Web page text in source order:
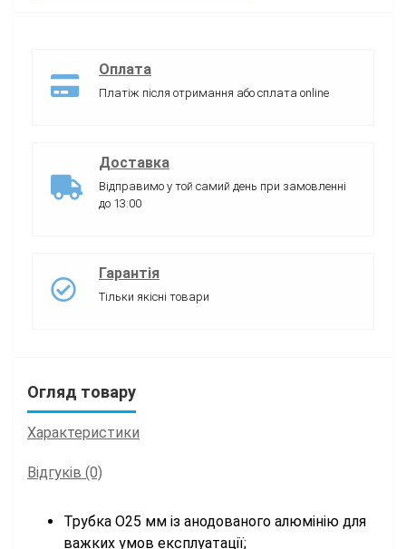
Оплата
Платіж після отримання або сплата online
Доставка
Відправимо у той самий день при замовленні
до 13:00
Гарантія
Тільки якісні товари
Огляд товару
Характеристики
Відгуків (0)
Трубка O25 мм із анодованого алюмінію для
важких умов експлуатації;